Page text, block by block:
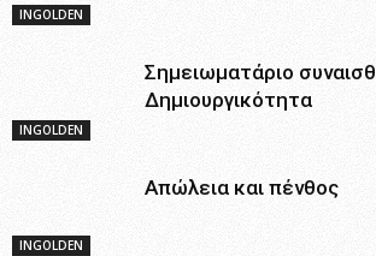
INGOLDEN
INGOLDEN
Σημειωματάριο
Δημιουργικότητα
INGOLDEN
Απώλεια και πένθος